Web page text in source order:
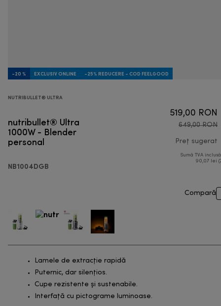
-20 % EXCLUSIV ONLINE -25% REDUCERE - COD FEELGOOD
NUTRIBULLET® ULTRA
nutribullet® Ultra
1000W - Blender
personal
NB1004DGB
519,00 RON
649,00 RON
Preț sugerat
Sumă TVA
90,07 lei
Compară
Lamele de extracție rapidă
Puternic, dar silențios.
Cupe rezistente și sustenabile.
Interfață cu pictograme luminoase.